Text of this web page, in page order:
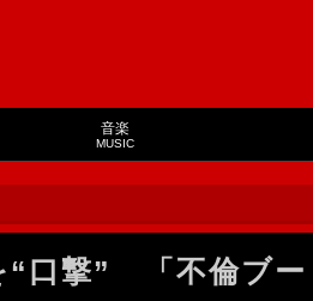
音楽
MUSIC
“口撃” 「不倫ブー